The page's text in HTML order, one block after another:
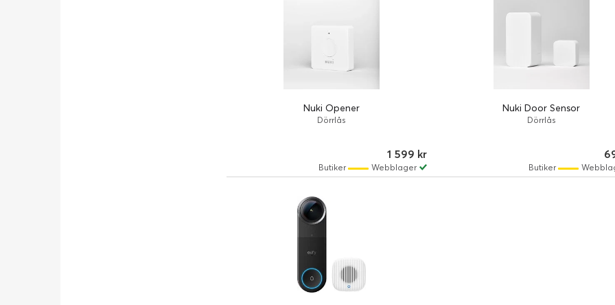
Nuki Opener
Dörrlås
1 599 kr
Webblager
Butiker
Nuki Door Sensor
Dörrlås
Butiker